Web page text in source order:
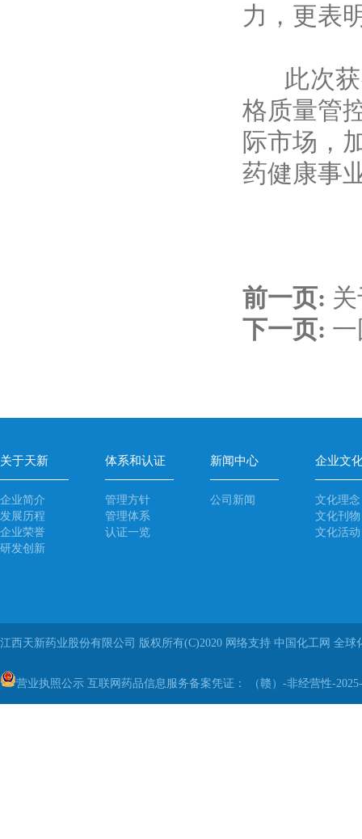
力，更表
此次获
格质量管
际市场，
药健康事
前一页:
下一页:
关于天新
企业简介
发展历程
企业荣誉
研发创新
体系和认证
管理方针
管理体系
认证一览
新闻中心
公司新闻
企业文
文化理念
文化刊物
文化活动
江西天新药业股份有限公司 版权所有(C)2020 网络支持 中国化工网 全球
营业执照公示 互联网药品信息服务备案凭证： （赣）-非经营性-